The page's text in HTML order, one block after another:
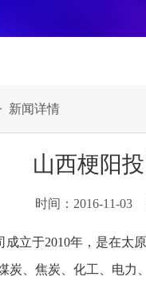
新闻详情
山西梗阳
时间：2016-11-03
成立于2010年，是在太
炭、焦炭、化工、电